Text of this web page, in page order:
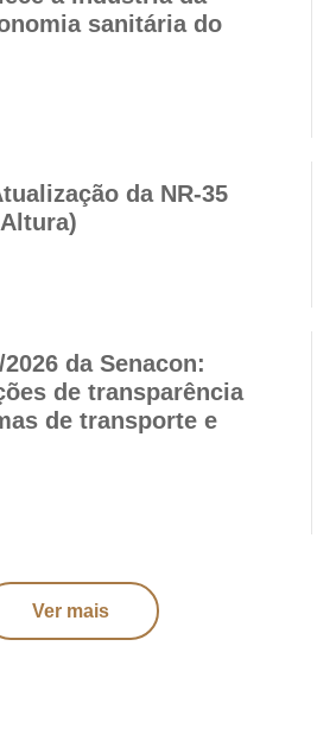
sanitária do
da NR-35
da Senacon:
de transparência
de transporte e
Ver mais